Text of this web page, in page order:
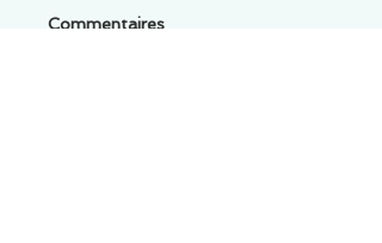
Commentaires